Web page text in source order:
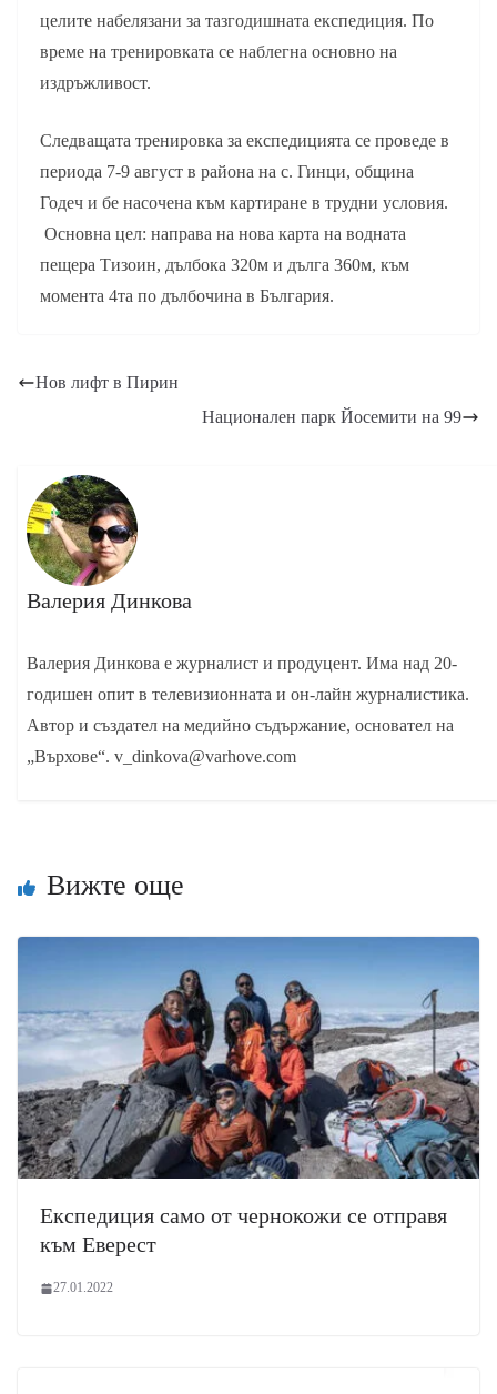
целите набелязани за тазгодишната експедиция. По
време на тренировката се наблегна основно на
издръжливост.
Следващата тренировка за експедицията се проведе в
периода 7-9 август в района на с. Гинци, община
Годеч и бе насочена към картиране в трудни условия.
Основна цел: направа на нова карта на водната
пещера Тизоин, дълбока 320м и дълга 360м, към
момента 4та по дълбочина в България.
Нов лифт в Пирин
Национален парк Йосемити на 99
Валерия Динкова
Валерия Динкова е журналист и продуцент. Има над 20-
годишен опит в телевизионната и он-лайн журналистика.
Автор и създател на медийно съдържание, основател на
„Върхове“. v_dinkova@varhove.com
Вижте още
Експедиция само от чернокожи се отправя
към Еверест
27.01.2022